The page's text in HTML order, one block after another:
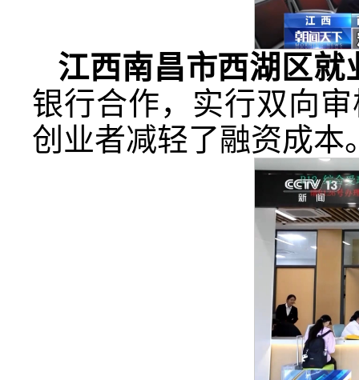
江西南昌市西湖区
银行合作，实行双向
创业者减轻了融资成本